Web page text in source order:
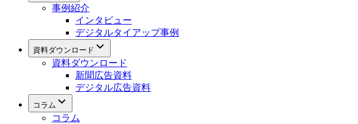
事例紹介
インタビュー
デジタルタイアップ事例
資料ダウンロード
資料ダウンロード
新聞広告資料
デジタル広告資料
コラム
コラム